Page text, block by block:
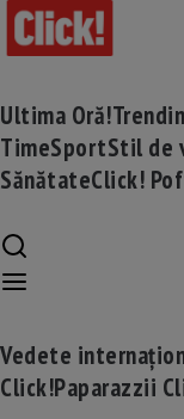
Ultima Oră!
TimeSportStil de
SănătateClick!
Vedete
Click!Paparazzii